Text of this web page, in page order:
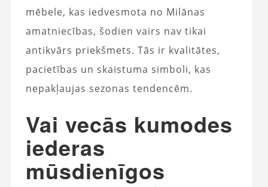
mēbele, kas iedvesmota no Milānas
amatniecības, šodien vairs nav tikai
antikvārs priekšmets. Tās ir kvalitātes,
pacietības un skaistuma simboli, kas
nepakļaujas sezonas tendencēm.
Vai vecās kumodes
iederas
mūsdienīgos